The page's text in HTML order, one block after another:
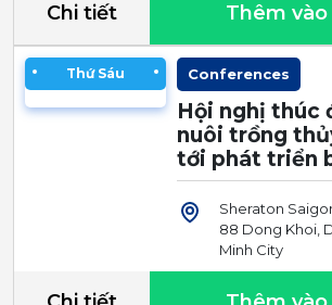
Chi tiết Thêm
Thứ Sáu Conferences
Hội nghị thúc
nuôi trồng
tới phát triển
Sheraton
88 Dong Khoi,
Minh City